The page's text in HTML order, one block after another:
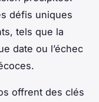
défis uniques
tels que la
date ou l’échec
offrent des clés